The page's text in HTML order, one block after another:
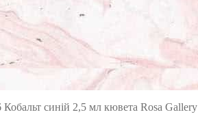
синій 2,5 мл кювета Rosa Gallery